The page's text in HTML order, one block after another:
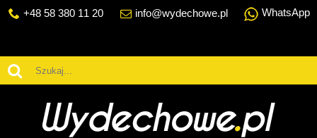
+48 58 380 11 20 info@wydechowe.pl WhatsApp